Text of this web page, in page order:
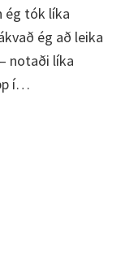
ég tók líka
ég að leika
notaði líka
í…